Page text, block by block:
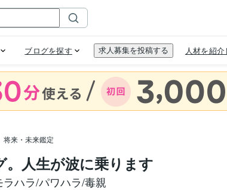
将来・未来鑑定
人生が波に乗ります
ハラ/パワハラ/毒親